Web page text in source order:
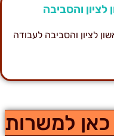
והסביבה
לציון והסביבה לעבודה
למשרות